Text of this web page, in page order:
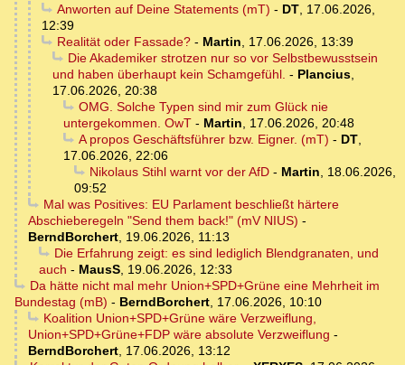
Anworten auf Deine Statements (mT) - DT, 17.06.2026,
12:39
Realität oder Fassade?- Martin, 17.06.2026, 13:39
Die Akademiker strotzen nur so vor Selbstbewusstsein
und haben überhaupt kein Schamgefühl. - Plancius,
17.06.2026, 20:38
OMG. Solche Typen sind mir zum Glück nie
untergekommen. OwT - Martin, 17.06.2026, 20:48
A propos Geschäftsführer bzw. Eigner. (mT) - DT,
17.06.2026, 22:06
Nikolaus Stihl warnt vor der AfD- Martin, 18.06.2026,
09:52
Mal was Positives: EU Parlament beschließt härtere
Abschieberegeln "Send them back!" (mV NIUS) -
BerndBorchert, 19.06.2026, 11:13
Die Erfahrung zeigt: es sind lediglich Blendgranaten, und
auch - MausS, 19.06.2026, 12:33
Da hätte nicht mal mehr Union+SPD+Grüne eine Mehrheit im
Bundestag (mB) - BerndBorchert, 17.06.2026, 10:10
Koalition Union+SPD+Grüne wäre Verzweiflung,
Union+SPD+Grüne+FDP wäre absolute Verzweiflung -
BerndBorchert, 17.06.2026, 13:12